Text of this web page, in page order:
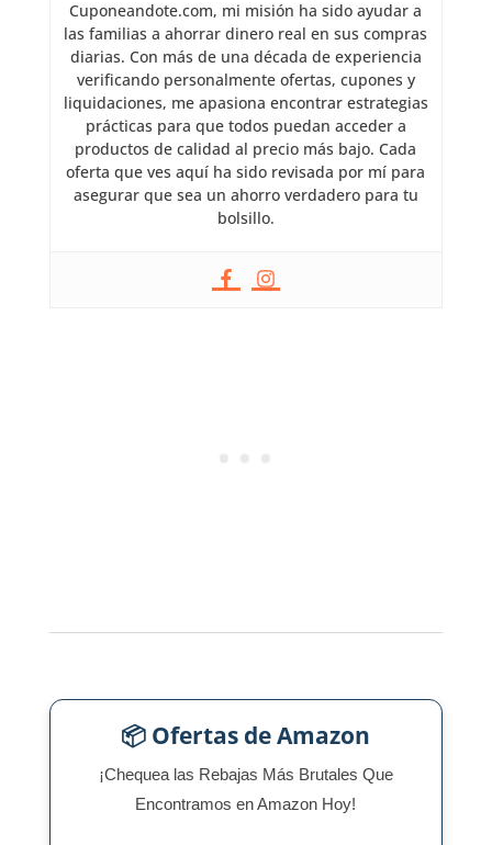
Cuponeandote.com, mi misión ha sido ayudar a
las familias a ahorrar dinero real en sus compras
diarias. Con más de una década de experiencia
verificando personalmente ofertas, cupones y
liquidaciones, me apasiona encontrar estrategias
prácticas para que todos puedan acceder a
productos de calidad al precio más bajo. Cada
oferta que ves aquí ha sido revisada por mí para
asegurar que sea un ahorro verdadero para tu
bolsillo.
📦 Ofertas de Amazon
¡Chequea las Rebajas Más Brutales Que
Encontramos en Amazon Hoy!